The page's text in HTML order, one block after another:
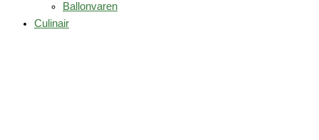
Ballonvaren
Culinair